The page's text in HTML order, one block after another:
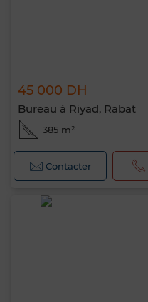
45 000 DH
Bureau à Riyad, Rabat
385 m²
Contacter